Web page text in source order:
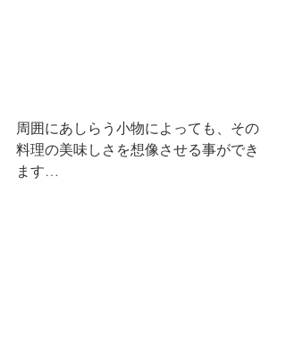
周囲にあしらう小物によっても、その
料理の美味しさを想像させる事ができ
ます…